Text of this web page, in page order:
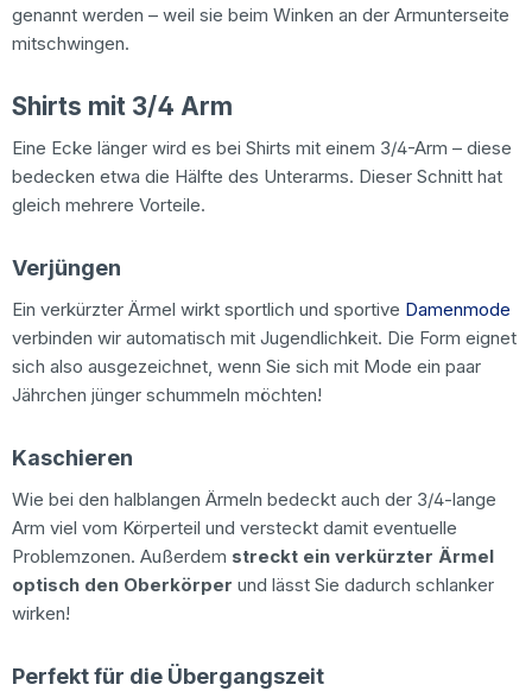
genannt werden – weil sie beim Winken an der Armunterseite
mitschwingen.
Shirts mit 3/4 Arm
Eine Ecke länger wird es bei Shirts mit einem 3/4-Arm – diese
bedecken etwa die Hälfte des Unterarms. Dieser Schnitt hat
gleich mehrere Vorteile.
Verjüngen
Ein verkürzter Ärmel wirkt sportlich und sportive Damenmode
verbinden wir automatisch mit Jugendlichkeit. Die Form eignet
sich also ausgezeichnet, wenn Sie sich mit Mode ein paar
Jährchen jünger schummeln möchten!
Kaschieren
Wie bei den halblangen Ärmeln bedeckt auch der 3/4-lange
Arm viel vom Körperteil und versteckt damit eventuelle
Problemzonen. Außerdem streckt ein verkürzter Ärmel
optisch den Oberkörper und lässt Sie dadurch schlanker
wirken!
Perfekt für die Übergangszeit